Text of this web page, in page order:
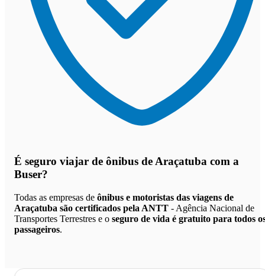
É seguro viajar de ônibus de Araçatuba com a
Buser?
Todas as empresas de ônibus e motoristas das viagens de
Araçatuba são certificados pela ANTT - Agência Nacional de
Transportes Terrestres e o seguro de vida é gratuito para todos
passageiros.